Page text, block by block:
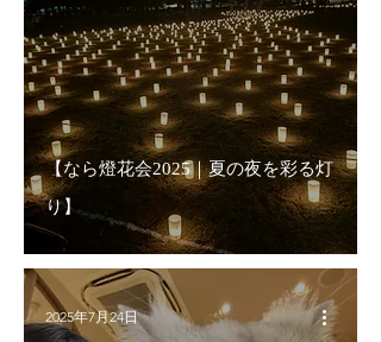
【なら燈花会2025｜夏の夜を彩る灯
り】
2025年7月24日